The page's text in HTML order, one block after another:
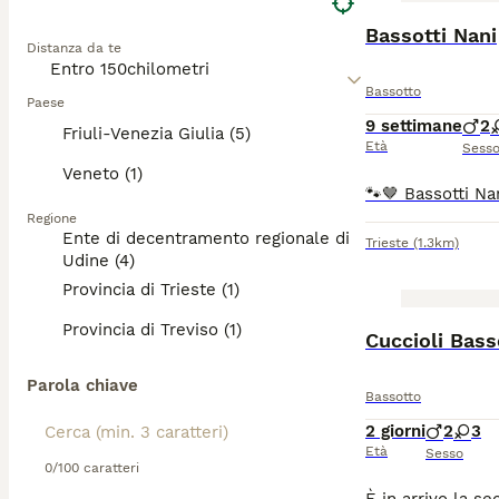
Distanza da te
Paese
Friuli-Venezia Giulia (5)
Veneto (1)
Regione
Ente di decentramento regionale di
Udine (4)
Provincia di Trieste (1)
Provincia di Treviso (1)
Parola chiave
0/100 caratteri
Bassotti Nani
Bassotto
9 settimane
Età
2
Sesso
Trieste (1.3km)
Cuccioli
Bassotto
2 giorni
Età
2 3
Sesso